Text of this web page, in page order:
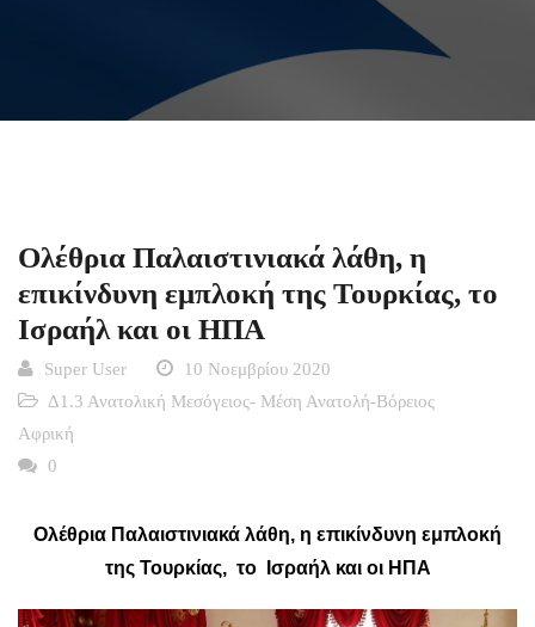
Ολέθρια Παλαιστινιακά λάθη, η
επικίνδυνη εμπλοκή της Τουρκίας, το
Ισραήλ και οι ΗΠΑ
Super User
10 Νοεμβρίου 2020
Δ1.3 Ανατολική Μεσόγειος- Μέση Ανατολή-Βόρειος
Αφρική
0
Ολέθρια Παλαιστινιακά λάθη, η επικίνδυνη εμπλοκή
της Τουρκίας, το Ισραήλ και οι ΗΠΑ